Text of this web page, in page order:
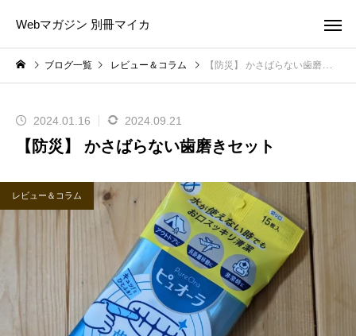
Webマガジン 別冊マイカ
ブログ一覧 レビュー＆コラム 【防災】 かさばらない歯磨きセット
2024.01.16 2024.09.21
【防災】 かさばらない歯磨きセット
レビュー＆コラム